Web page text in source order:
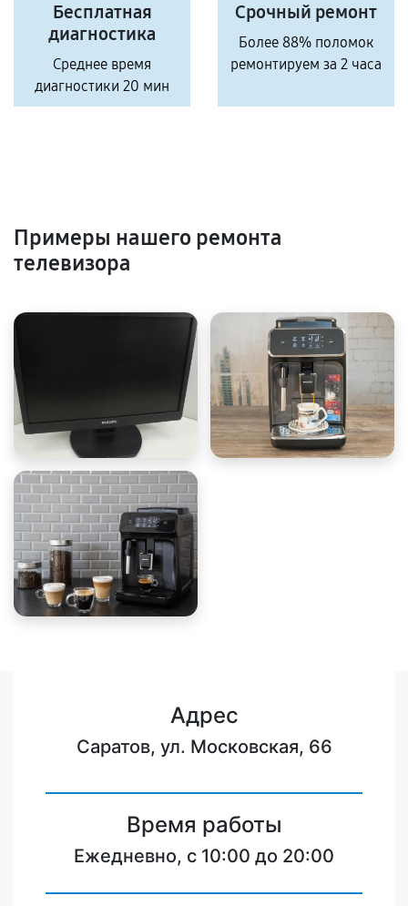
Бесплатная
диагностика
Среднее время
диагностики 20 мин
Срочный ремонт
Более 88% поломок
ремонтируем за 2 часа
Примеры нашего ремонта
телевизора
Адрес
Саратов, ул. Московская, 66
Время работы
Ежедневно, с 10:00 до 20:00